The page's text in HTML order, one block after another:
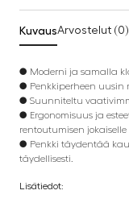
KuvausArvostelut (0)
● Moderni ja samalla
● Penkkiperheen uusin
● Suunniteltu
● Ergonomisuus ja
rentoutumisen
● Penkki täydentää
täydellisesti.
Lisätiedot: